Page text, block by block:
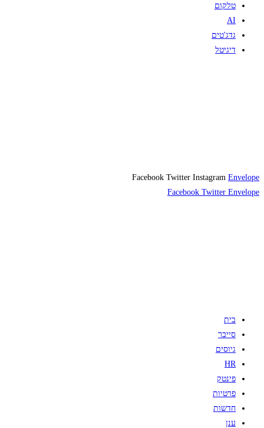
טלקום
AI
גדג'טים
דיגיטל
Facebook Twitter Instagram Envelope
Facebook Twitter Envelope
בית
סייבר
גיוסים
HR
פינטק
פרטיות
חדשות
ענן